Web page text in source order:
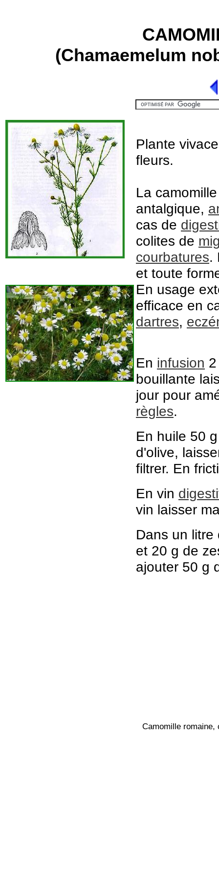
(Chamaemelum
Plante
fleurs.
La
antalgique,
cas de
colites de
courbatures.
et toute
En usage
efficace en
dartres,
En infusion
bouillante
jour pour
règles.
En huile 50
d'olive,
filtrer. En
En vin
vin laisser
Dans un
et 20 g de
ajouter 50 g
Camomille